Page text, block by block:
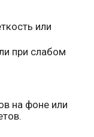
или
при слабом
на фоне или